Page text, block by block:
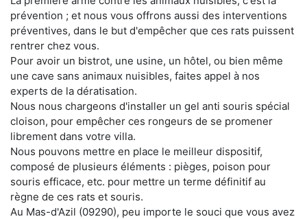
prévention ; et nous vous offrons aussi des interventions
préventives, dans le but d'empêcher que ces rats puissent
rentrer chez vous.
Pour avoir un bistrot, une usine, un hôtel, ou bien même
une cave sans animaux nuisibles, faites appel à nos
experts de la dératisation.
Nous nous chargeons d'installer un gel anti souris spécial
cloison, pour empêcher ces rongeurs de se promener
librement dans votre villa.
Nous pouvons mettre en place le meilleur dispositif,
composé de plusieurs éléments : pièges, poison pour
souris efficace, etc. pour mettre un terme définitif au
règne de ces rats et souris.
Au Mas-d'Azil (09290), peu importe le souci que vous avez